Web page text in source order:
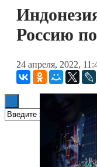
Технологии
Книги
Россию
24 апреля, 2022,